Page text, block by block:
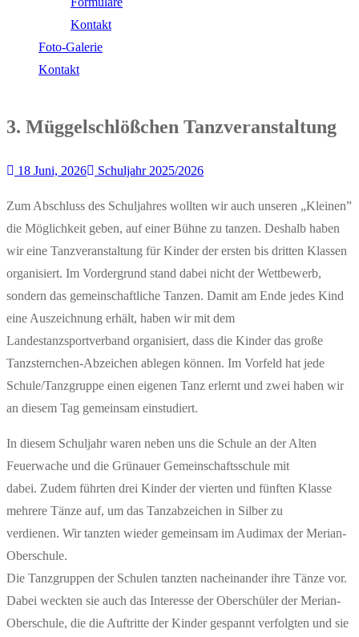
Kontakt
Foto-Galerie
Kontakt
3. Müggelschlößchen Tanzveranstaltung
18 Juni, 2026 Schuljahr 2025/2026
Zum Abschluss des Schuljahres wollten wir auch unseren „Kleinen”
die Möglichkeit geben, auf einer Bühne zu tanzen. Deshalb haben
wir eine Tanzveranstaltung für Kinder der ersten bis dritten Klassen
organisiert. Im Vordergrund stand dabei nicht der Wettbewerb,
sondern das gemeinschaftliche Tanzen. Damit am Ende jedes Kind
eine Auszeichnung erhält, haben wir mit dem
Landestanzsportverband organisiert, dass die Kinder das große
Tanzsternchen-Abzeichen ablegen können. Im Vorfeld hat jede
Schule/Tanzgruppe einen eigenen Tanz erlernt und zwei haben wir
an diesem Tag gemeinsam einstudiert.
In diesem Schuljahr waren neben uns die Schule an der Alten
Feuerwache und die Grünauer Gemeinschaftsschule mit
dabei. Zudem führten drei Kinder der vierten und fünften Klasse
mehrere Tänze auf, um das Tanzabzeichen in Silber zu
verdienen. Wir tanzten wieder gemeinsam im Audimax der Merian-
Oberschule.
Die Tanzgruppen der Schulen tanzten nacheinander ihre Tänze vor.
Dabei weckten sie auch das Interesse der Oberschüler der Merian-
Oberschule, die die Auftritte der Kinder gespannt verfolgten und sie